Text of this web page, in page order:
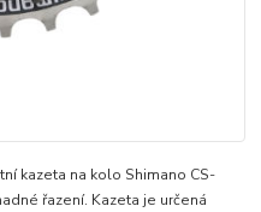
kazeta na kolo Shimano CS-
řazení. Kazeta je určená